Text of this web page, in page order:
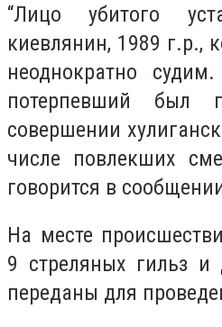
“Лицо убитого
киевлянин, 1989 г.р.,
неоднократно
потерпевший был
совершении
числе повлекших
говорится в
На месте
9 стреляных гильз и
переданы для